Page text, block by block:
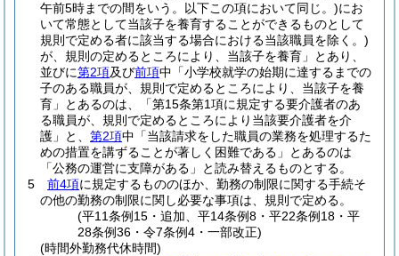
午前5時までの間をいう。以下この項において同じ。)にお
いて常態として当該子を養育することができるものとして
規則で定める者に該当する場合における当該職員を除く。)
が、規則の定めるところにより、当該子を養育」とあり、
並びに第2項及び前項中「小学校就学の始期に達するまでの
子のある職員が、規則で定めるところにより、当該子を養
育」とあるのは、「第15条第1項に規定する要介護者のあ
る職員が、規則で定めるところにより当該要介護者を介
護」と、 第2項中「当該請求をした職員の業務を処理するた
めの措置を講ずることが著しく困難である」とあるのは
「公務の運営に支障がある」と読み替えるものとする。
5
前4項に規定するもののほか、勤務の制限に関する手続そ
の他の勤務の制限に関し必要な事項は、規則で定める。
(平11条例15・追加、平14条例8・平22条例18・平
28条例36・令7条例4・一部改正)
(時間外勤務代休時間)